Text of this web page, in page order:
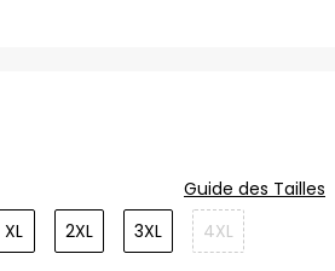
Guide des Tailles
XL 2XL 3XL 4XL